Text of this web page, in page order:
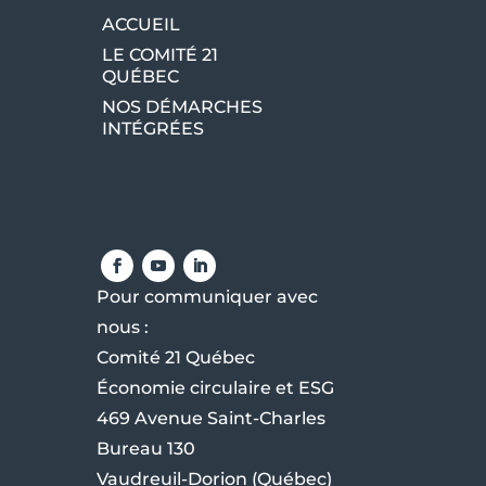
ACCUEIL
LE COMITÉ 21
QUÉBEC
NOS DÉMARCHES
INTÉGRÉES
Pour communiquer avec
nous :
Comité 21 Québec
Économie circulaire et ESG
469 Avenue Saint-Charles
Bureau 130
Vaudreuil-Dorion (Québec)